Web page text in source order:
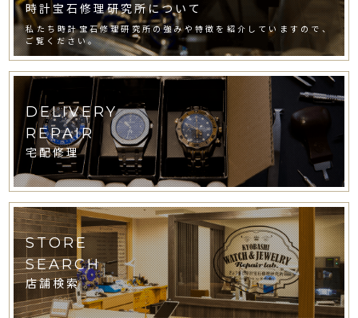
時計宝石修理研究所について
私たち時計宝石修理研究所の強みや特徴を紹介していますので、
ご覧ください。
DELIVERY
REPAIR
宅配修理
STORE
SEARCH
店舗検索